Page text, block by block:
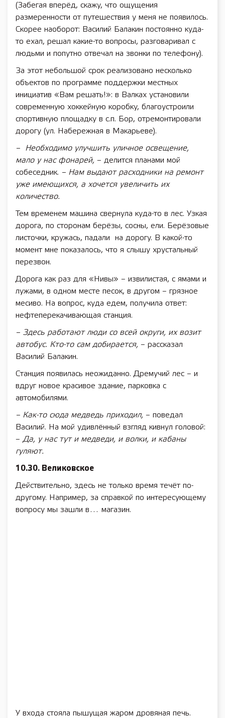
(Забегая вперёд, скажу, что ощущения
размеренности от путешествия у меня не появилось.
Скорее наоборот: Василий Балакин постоянно куда-
то ехал, решал какие-то вопросы, разговаривал с
людьми и попутно отвечал на звонки по телефону).
За этот небольшой срок реализовано несколько
объектов по программе поддержки местных
инициатив «Вам решать!»: в Валках установили
современную хоккейную коробку, благоустроили
спортивную площадку в с.п. Бор, отремонтировали
дорогу (ул. Набережная в Макарьеве).
– Необходимо улучшить уличное освещение,
мало у нас фонарей, – делится планами мой
собеседник. – Нам выдают расходники на ремонт
уже имеющихся, а хочется увеличить их
количество.
Тем временем машина свернула куда-то в лес. Узкая
дорога, по сторонам берёзы, сосны, ели. Берёзовые
листочки, кружась, падали на дорогу. В какой-то
момент мне показалось, что я слышу хрустальный
перезвон.
Дорога как раз для «Нивы» – извилистая, с ямами и
лужами, в одном месте песок, в другом – грязное
месиво. На вопрос, куда едем, получила ответ:
нефтеперекачивающая станция.
– Здесь работают люди со всей округи, их возит
автобус. Кто-то сам добирается, – рассказал
Василий Балакин.
Станция появилась неожиданно. Дремучий лес – и
вдруг новое красивое здание, парковка с
автомобилями.
– Как-то сюда медведь приходил, – поведал
Василий. На мой удивлённый взгляд кивнул головой:
– Да, у нас тут и медведи, и волки, и кабаны
гуляют.
10.30. Великовское
Действительно, здесь не только время течёт по-
другому. Например, за справкой по интересующему
вопросу мы зашли в… магазин.
У входа стояла пышущая жаром дровяная печь.